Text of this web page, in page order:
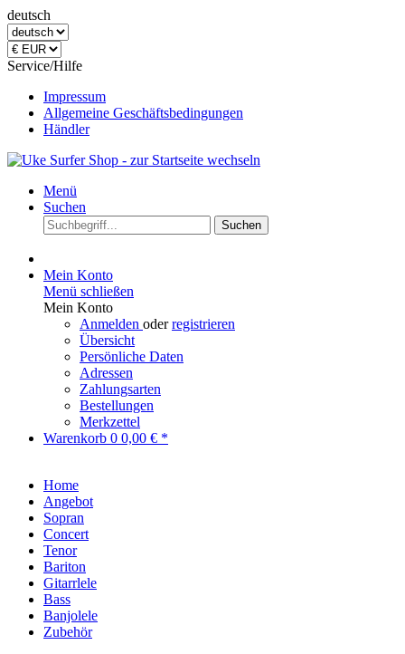
deutsch
Service/Hilfe
Impressum
Allgemeine Geschäftsbedingungen
Händler
Menü
Suchen
Suchen
Mein Konto
Menü schließen
Mein Konto
Anmelden oderregistrieren
Übersicht
Persönliche Daten
Adressen
Zahlungsarten
Bestellungen
Merkzettel
Warenkorb 0 0,00 € *
Home
Angebot
Sopran
Concert
Tenor
Bariton
Gitarrlele
Bass
Banjolele
Zubehör